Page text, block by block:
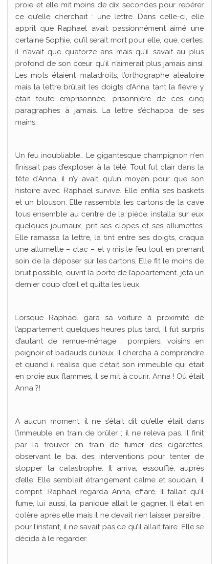
proie et elle mit moins de dix secondes pour repérer
ce qu’elle cherchait : une lettre. Dans celle-ci, elle
apprit que Raphael avait passionnément aimé une
certaine Sophie, qu’il serait mort pour elle, que, certes,
il n’avait que quatorze ans mais qu’il savait au plus
profond de son cœur qu’il n’aimerait plus jamais ainsi.
Les mots étaient maladroits, l’orthographe aléatoire
mais la lettre brûlait les doigts d’Anna tant la fièvre y
était toute emprisonnée, prisonnière de ces cinq
paragraphes à jamais. La lettre s’échappa de ses
mains.
Un feu inoubliable… Le gigantesque champignon n’en
finissait pas d’exploser à la télé. Tout fut clair dans la
tête d’Anna, il n’y avait qu’un moyen pour que son
histoire avec Raphael survive. Elle enfila ses baskets
et un blouson. Elle rassembla les cartons de la cave
tous ensemble au centre de la pièce, installa sur eux
quelques journaux, prit ses clopes et ses allumettes.
Elle ramassa la lettre, la tint entre ses doigts, craqua
une allumette – clac – et y mis le feu tout en prenant
soin de la déposer sur les cartons. Elle fit le moins de
bruit possible, ouvrit la porte de l’appartement, jeta un
dernier coup d’œil et quitta les lieux.
Lorsque Raphael gara sa voiture à proximité de
l’appartement quelques heures plus tard, il fut surpris
d’autant de remue-ménage : pompiers, voisins en
peignoir et badauds curieux. Il chercha à comprendre
et quand il réalisa que c’était son immeuble qui était
en proie aux flammes, il se mit à courir. Anna ! Où était
Anna ?!
A aucun moment, il ne s’était dit qu’elle était dans
l’immeuble en train de brûler ; il ne releva pas. Il finit
par la trouver en train de fumer des cigarettes,
observant le bal des interventions pour tenter de
stopper la catastrophe. Il arriva, essoufflé, auprès
d’elle. Elle semblait étrangement calme et soudain, il
comprit. Raphael regarda Anna, effaré. Il fallait qu’il
fume, lui aussi, la panique allait le gagner. Il était en
colère après elle mais il ne devait rien laisser paraître ;
pour l’instant, il ne savait pas ce qu’il allait faire. Elle se
décida à le regarder.